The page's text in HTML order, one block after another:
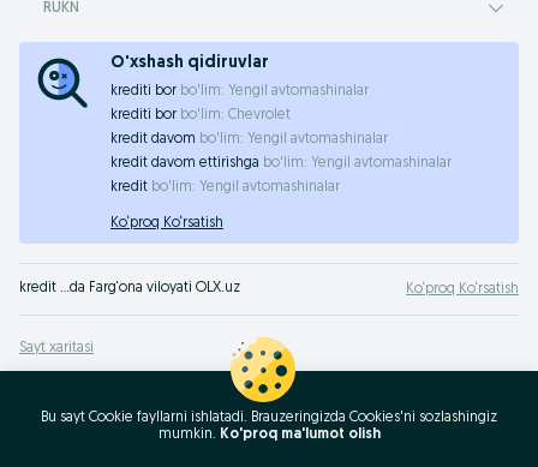
RUKN
O'xshash qidiruvlar
krediti bor bo'lim: Yengil avtomashinalar
krediti bor bo'lim: Chevrolet
kredit davom bo'lim: Yengil avtomashinalar
kredit davom ettirishga bo'lim: Yengil avtomashinalar
kredit bo'lim: Yengil avtomashinalar
Ko‘proq Ko‘rsatish
kredit …da Farg‘ona viloyati OLX.uz Ko‘proq Ko‘rsatish
Sayt xaritasi
Biznes-sahifa xaritasi
Bu sayt Cookie fayllarni ishlatadi. Brauzeringizda Cookies'ni sozlashingiz
mumkin. Ko'proq ma'lumot olish